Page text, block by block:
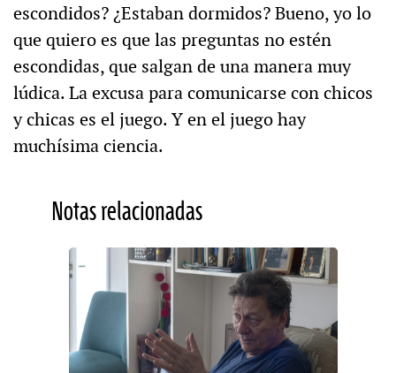
escondidos? ¿Estaban dormidos? Bueno, yo lo
que quiero es que las preguntas no estén
escondidas, que salgan de una manera muy
lúdica. La excusa para comunicarse con chicos
y chicas es el juego. Y en el juego hay
muchísima ciencia.
Notas relacionadas